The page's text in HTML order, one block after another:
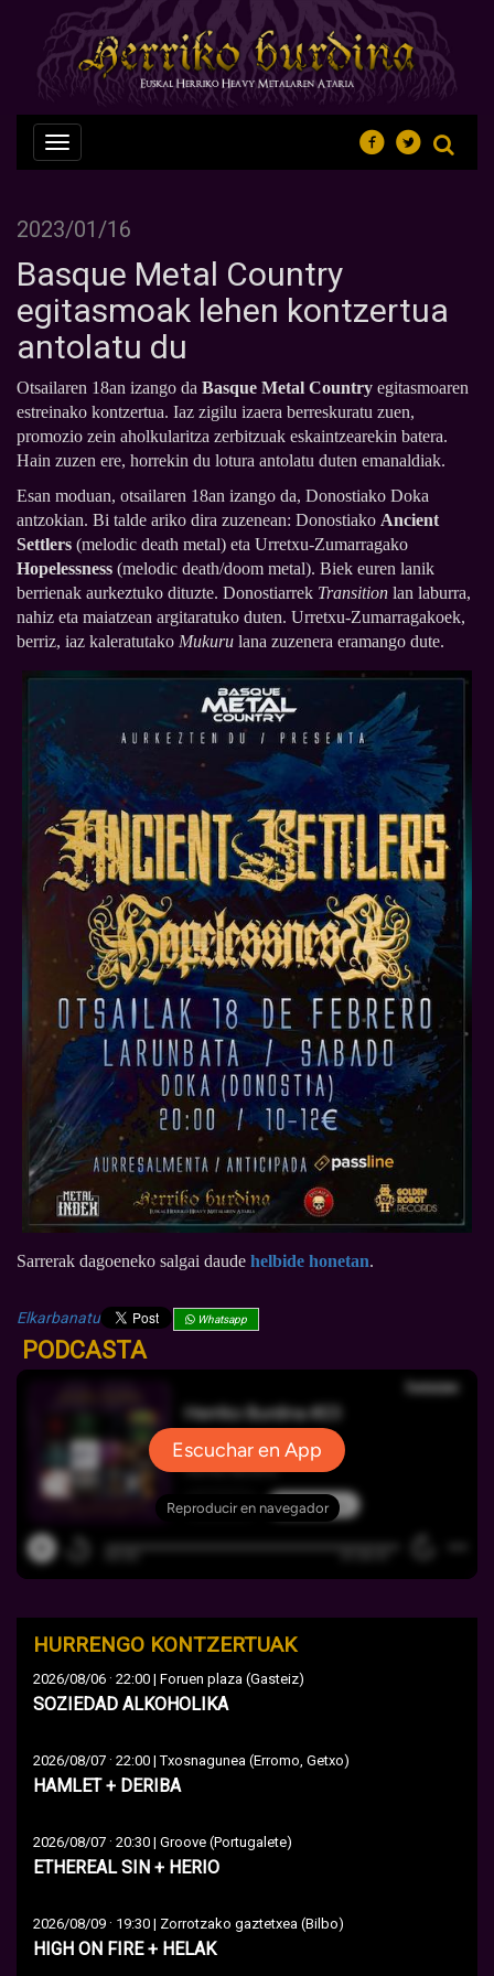
Nabegazioa
ireki
2023/01/16
Basque Metal Country
egitasmoak lehen kontzertua
antolatu du
Otsailaren 18an izango da Basque Metal Country egitasmoaren
estreinako kontzertua. Iaz zigilu izaera berreskuratu zuen,
promozio zein aholkularitza zerbitzuak eskaintzearekin batera.
Hain zuzen ere, horrekin du lotura antolatu duten emanaldiak.
Esan moduan, otsailaren 18an izango da, Donostiako Doka
antzokian. Bi talde ariko dira zuzenean: Donostiako Ancient
Settlers (melodic death metal) eta Urretxu-Zumarragako
Hopelessness (melodic death/doom metal). Biek euren lanik
berrienak aurkeztuko dituzte. Donostiarrek Transition lan laburra,
nahiz eta maiatzean argitaratuko duten. Urretxu-Zumarragakoek,
berriz, iaz kaleratutako Mukuru lana zuzenera eramango dute.
Sarrerak dagoeneko salgai daude helbide honetan.
Elkarbanatu Whatsapp
PODCASTA
HURRENGO KONTZERTUAK
2026/08/06 · 22:00 | Foruen plaza (Gasteiz)
SOZIEDAD ALKOHOLIKA
2026/08/07 · 22:00 | Txosnagunea (Erromo, Getxo)
HAMLET + DERIBA
2026/08/07 · 20:30 | Groove (Portugalete)
ETHEREAL SIN + HERIO
2026/08/09 · 19:30 | Zorrotzako gaztetxea (Bilbo)
HIGH ON FIRE + HELAK